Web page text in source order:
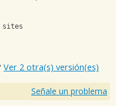
sites
Ver 2 otra(s) versión(es)
Señale un problema